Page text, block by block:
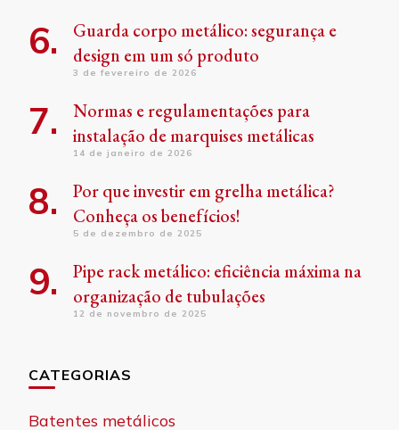
Guarda corpo metálico: segurança e
design em um só produto
3 de fevereiro de 2026
Normas e regulamentações para
instalação de marquises metálicas
14 de janeiro de 2026
Por que investir em grelha metálica?
Conheça os benefícios!
5 de dezembro de 2025
Pipe rack metálico: eficiência máxima na
organização de tubulações
12 de novembro de 2025
CATEGORIAS
Batentes metálicos